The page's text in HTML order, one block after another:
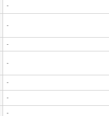
-
-
-
-
-
-
-